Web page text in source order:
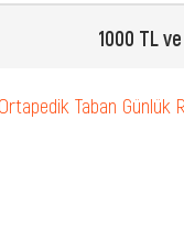
1000 TL
Ortapedik Taban Günlük